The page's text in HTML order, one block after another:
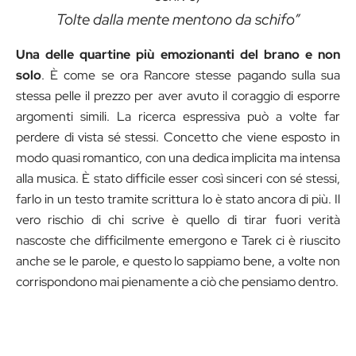
Tolte dalla mente mentono da schifo”
Una delle quartine più emozionanti del brano e non
solo. È come se ora Rancore stesse pagando sulla sua
stessa pelle il prezzo per aver avuto il coraggio di esporre
argomenti simili. La ricerca espressiva può a volte far
perdere di vista sé stessi. Concetto che viene esposto in
modo quasi romantico, con una dedica implicita ma intensa
alla musica. È stato difficile esser così sinceri con sé stessi,
farlo in un testo tramite scrittura lo è stato ancora di più. Il
vero rischio di chi scrive è quello di tirar fuori verità
nascoste che difficilmente emergono e Tarek ci è riuscito
anche se le parole, e questo lo sappiamo bene, a volte non
corrispondono mai pienamente a ciò che pensiamo dentro.